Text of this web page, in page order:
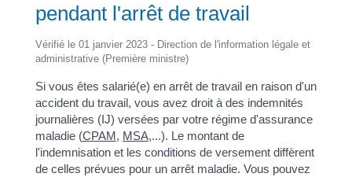
pendant l'arrêt de travail
Vérifié le 01 janvier 2023 - Direction de l'information légale et
administrative (Première ministre)
Si vous êtes salarié(e) en arrêt de travail en raison d'un
accident du travail, vous avez droit à des indemnités
journalières (IJ) versées par votre régime d'assurance
maladie (CPAM, MSA,...). Le montant de
l'indemnisation et les conditions de versement diffèrent
de celles prévues pour un arrêt maladie. Vous pouvez